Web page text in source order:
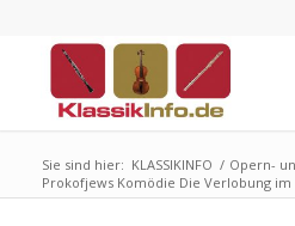
Sie sind hier: KLASSIKINFO / Opern-
Prokofjews Komödie Die Verlobung